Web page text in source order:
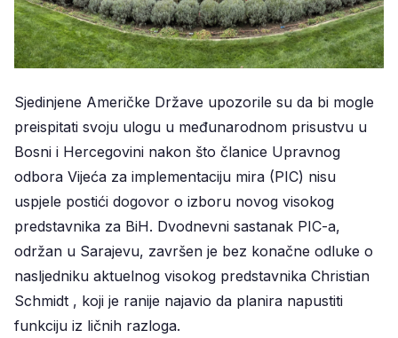
Sjedinjene Američke Države upozorile su da bi mogle
preispitati svoju ulogu u međunarodnom prisustvu u
Bosni i Hercegovini nakon što članice Upravnog
odbora Vijeća za implementaciju mira (PIC) nisu
uspjele postići dogovor o izboru novog visokog
predstavnika za BiH. Dvodnevni sastanak PIC-a,
održan u Sarajevu, završen je bez konačne odluke o
nasljedniku aktuelnog visokog predstavnika Christian
Schmidt , koji je ranije najavio da planira napustiti
funkciju iz ličnih razloga.